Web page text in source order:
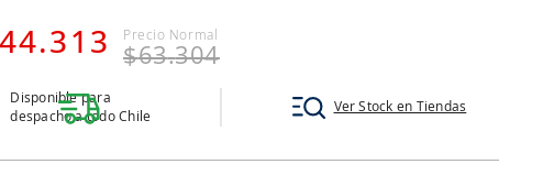
44.313 $63.304
Disponible para
despacho a todo Chile
Ver Stock en Tiendas